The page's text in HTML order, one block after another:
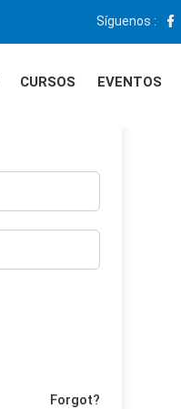
Síguenos :
CURSOS EVENTOS
Forgot?